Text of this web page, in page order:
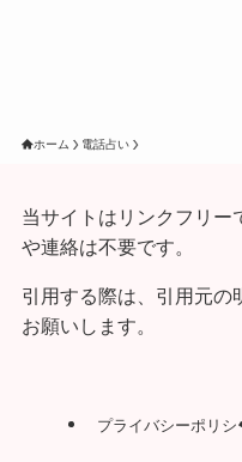
ホーム 電話占い
当サイトはリンクフリー
や連絡は不要です。
引用する際は、引用元の
お願いします。
プライバシーポリシ